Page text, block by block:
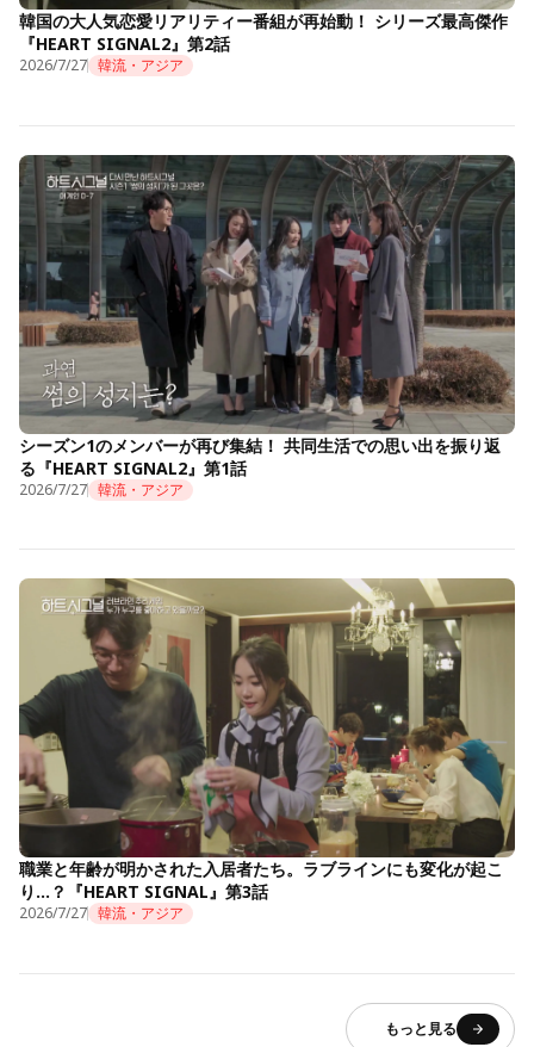
韓国の大人気恋愛リアリティー番組が再始動！ シリーズ最高傑作
『HEART SIGNAL2』第2話
2026/7/27 韓流・アジア
シーズン1のメンバーが再び集結！ 共同生活での思い出を振り返
る『HEART SIGNAL2』第1話
2026/7/27 韓流・アジア
職業と年齢が明かされた入居者たち。ラブラインにも変化が起こ
り…？『HEART SIGNAL』第3話
2026/7/27 韓流・アジア
もっと見る